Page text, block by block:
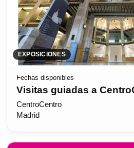
EXPOSICIONES
Fechas disponibles
Visitas guiadas a
CentroCentro
Madrid